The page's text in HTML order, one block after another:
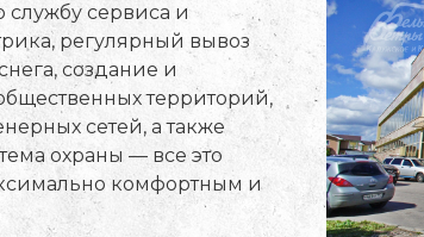
службу сервиса и
регулярный вывоз
создание и
территорий,
сетей, а также
охраны — все это
комфортным и